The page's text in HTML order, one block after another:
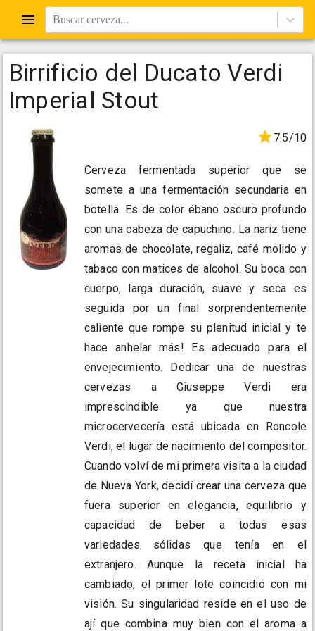
Buscar cerveza...
Birrificio del Ducato Verdi
Imperial Stout
7.5/10
Cerveza fermentada superior que se
somete a una fermentación secundaria en
botella. Es de color ébano oscuro profundo
con una cabeza de capuchino. La nariz tiene
aromas de chocolate, regaliz, café molido y
tabaco con matices de alcohol. Su boca con
cuerpo, larga duración, suave y seca es
seguida por un final sorprendentemente
caliente que rompe su plenitud inicial y te
hace anhelar más! Es adecuado para el
envejecimiento. Dedicar una de nuestras
cervezas a Giuseppe Verdi era
imprescindible ya que nuestra
microcervecería está ubicada en Roncole
Verdi, el lugar de nacimiento del compositor.
Cuando volví de mi primera visita a la ciudad
de Nueva York, decidí crear una cerveza que
fuera superior en elegancia, equilibrio y
capacidad de beber a todas esas
variedades sólidas que tenía en el
extranjero. Aunque la receta inicial ha
cambiado, el primer lote coincidió con mi
visión. Su singularidad reside en el uso de
ají que combina muy bien con el aroma a